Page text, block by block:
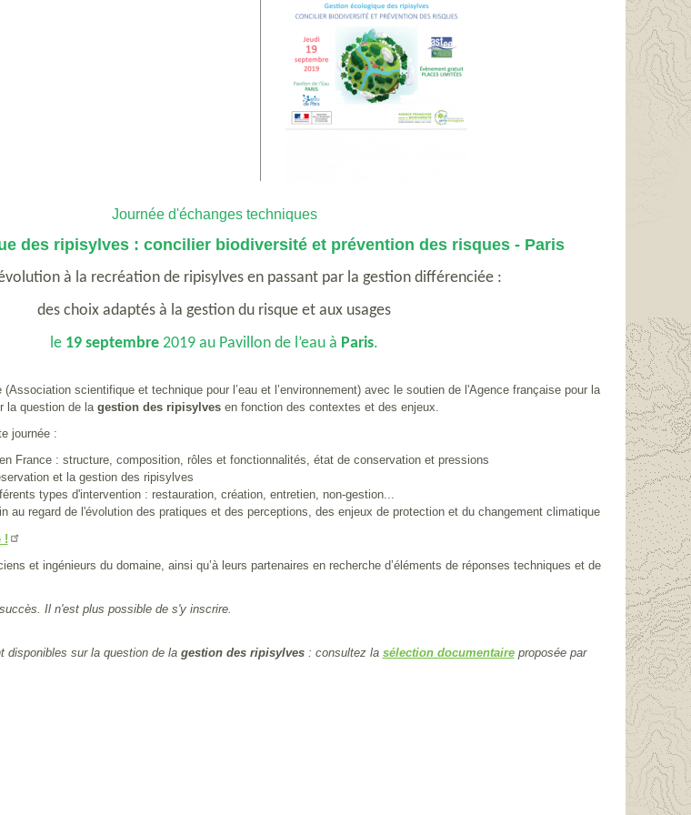
Journée d'échanges techniques
des ripisylves : concilier biodiversité et prévention des risques - Paris
à la recréation de ripisylves en passant par la gestion différenciée :
des choix adaptés à la gestion du risque et aux usages
le 19 septembre2019 au Pavillon de l’eau à Paris.
scientifique et technique pour l’eau et l’environnement) avec le soutien de l'Agence française pour la
la question de lagestion des ripisylvesen fonction des contextes et des enjeux.
journée :
France : structure, composition, rôles et fonctionnalités, état de conservation et pressions
et la gestion des ripisylves
types d'intervention : restauration, création, entretien, non-gestion...
regard de l'évolution des pratiques et des perceptions, des enjeux de protection et du changement climatique
!
et ingénieurs du domaine, ainsi qu’à leurs partenaires en recherche d’éléments de réponses techniques et de
Il n'est plus possible de s'y inscrire.
disponibles sur la question de la gestion des ripisylves: consultez la sélection documentaireproposée par